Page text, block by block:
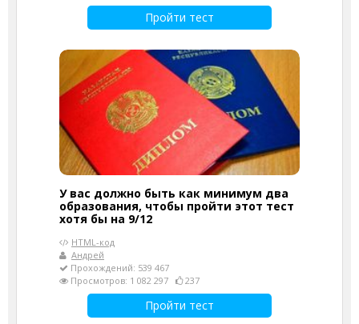
Пройти тест
У вас должно быть как минимум два
образования, чтобы пройти этот тест
хотя бы на 9/12
HTML-код
Андрей
Прохождений: 539 467
Просмотров: 1 082 297
237
Пройти тест